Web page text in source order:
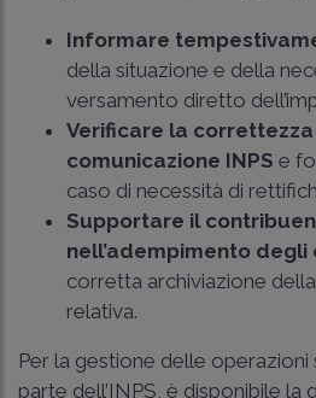
Informare
della situazione e della
versamento diretto
Verificare la
comunicazione INPS e
caso di necessità di
Supportare il
nell’adempimento degli
corretta archiviazione
relativa.
Per la gestione delle operazioni
parte dell’INPS, è disponibile la